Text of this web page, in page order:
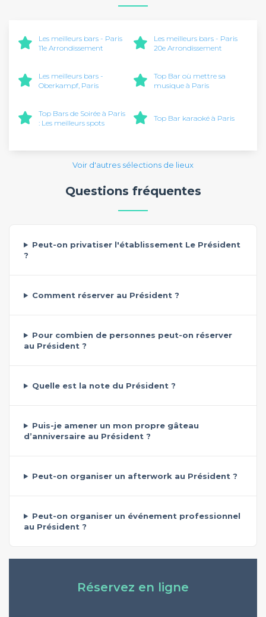
Les meilleurs bars - Paris
11e Arrondissement
Les meilleurs bars - Paris
20e Arrondissement
Les meilleurs bars -
Oberkampf, Paris
Top Bar où mettre sa
musique à Paris
Top Bars de Soirée à Paris
: Les meilleurs spots
Top Bar karaoké à Paris
Voir d'autres sélections de lieux
Questions fréquentes
Peut-on privatiser l'établissement Le Président
?
Comment réserver au Président ?
Pour combien de personnes peut-on réserver
au Président ?
Quelle est la note du Président ?
Puis-je amener un mon propre gâteau
d’anniversaire au Président ?
Peut-on organiser un afterwork au Président ?
Peut-on organiser un événement professionnel
au Président ?
Réservez en ligne